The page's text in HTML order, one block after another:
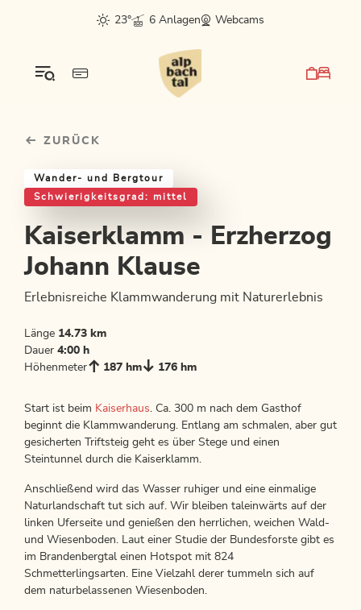
sr.skip-to.main-content
sr.skip-to.table-of-contents
sr.skip-to.main-navigation
23°
6 Anlagen Webcams
ZURÜCK
Wander- und Bergtour
Schwierigkeitsgrad: mittel
Kaiserklamm - Erzherzog
Johann Klause
Erlebnisreiche Klammwanderung mit Naturerlebnis
Länge 14.73 km
Dauer 4:00 h
Höhenmeter
187 hm 176 hm
Start ist beim Kaiserhaus. Ca. 300 m nach dem Gasthof
beginnt die Klammwanderung. Entlang am schmalen, aber gut
gesicherten Triftsteig geht es über Stege und einen
Steintunnel durch die Kaiserklamm.
Anschließend wird das Wasser ruhiger und eine einmalige
Naturlandschaft tut sich auf. Wir bleiben taleinwärts auf der
linken Uferseite und genießen den herrlichen, weichen Wald-
und Wiesenboden. Laut einer Studie der Bundesforste gibt es
im Brandenbergtal einen Hotspot mit 824
Schmetterlingsarten. Eine Vielzahl derer tummeln sich auf
dem naturbelassenen Wiesenboden.